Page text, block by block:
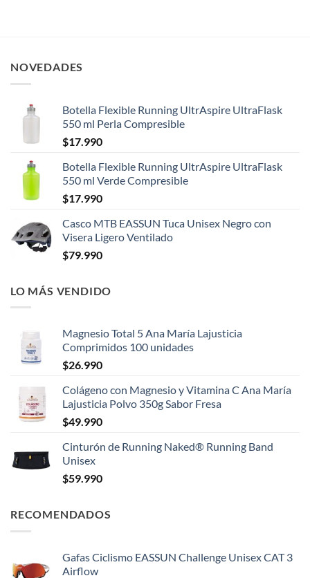
NOVEDADES
Botella Flexible Running UltrAspire UltraFlask
550 ml Perla Compresible
$17.990
Botella Flexible Running UltrAspire UltraFlask
550 ml Verde Compresible
$17.990
Casco MTB EASSUN Tuca Unisex Negro con
Visera Ligero Ventilado
$79.990
LO MÁS VENDIDO
Magnesio Total 5 Ana María Lajusticia
Comprimidos 100 unidades
$26.990
Colágeno con Magnesio y Vitamina C Ana María
Lajusticia Polvo 350g Sabor Fresa
$49.990
Cinturón de Running Naked® Running Band
Unisex
$59.990
RECOMENDADOS
Gafas Ciclismo EASSUN Challenge Unisex CAT 3
Airflow